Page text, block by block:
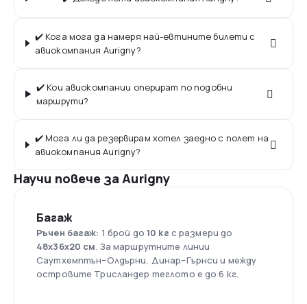
✔️ Кога мога да намеря най-евтините билети с
авиокомпания Aurigny?
✔️ Кои авиокомпании оперират по подобни
маршрути?
✔️ Мога ли да резервирам хотел заедно с полет на
авиокомпания Aurigny?
Научи повече за Aurigny
Багаж
Ръчен багаж: 1 брой до 10 кг с размери до
48х36х20 см. За маршрутните линии
Саутхемптън–Олдърни, Динар–Гърнси и между
островите Трисландер теглото е до 6 кг.